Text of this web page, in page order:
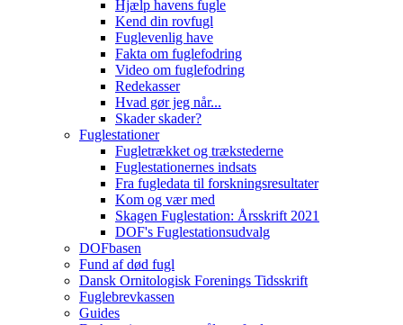
Hjælp havens fugle
Kend din rovfugl
Fuglevenlig have
Fakta om fuglefodring
Video om fuglefodring
Redekasser
Hvad gør jeg når...
Skader skader?
Fuglestationer
Fugletrækket og trækstederne
Fuglestationernes indsats
Fra fugledata til forskningsresultater
Kom og vær med
Skagen Fuglestation: Årsskrift 2021
DOF's Fuglestationsudvalg
DOFbasen
Fund af død fugl
Dansk Ornitologisk Forenings Tidsskrift
Fuglebrevkassen
Guides